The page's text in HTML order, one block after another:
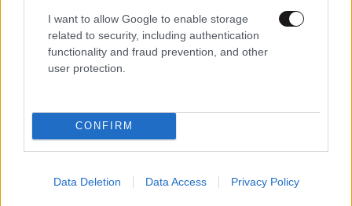
I want to allow Google to enable storage
related to security, including authentication
functionality and fraud prevention, and other
user protection.
CONFIRM
Data Deletion Data Access Privacy Policy